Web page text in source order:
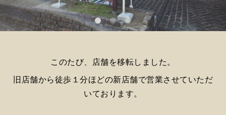
このたび、店舗を移転しました。
旧店舗から徒歩１分ほどの新店舗で営業させていただ
いております。